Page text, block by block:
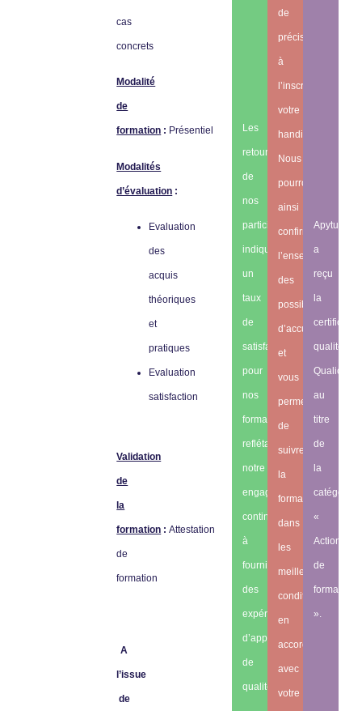
cas
concrets
Modalité
de
formation : Présentiel
Modalités
d’évaluation :
Evaluation
des
acquis
théoriques
et
pratiques
Evaluation
satisfaction
Validation
de
la
formation : Attestation
de
formation
A
l’issue
de
Les
retours
de
nos
participants
indiquent
un
taux
de
satisfaction
pour
nos
formations,
reflétant
notre
engagement
continu
à
fournir
des
expériences
d’apprentissage
de
qualité.
de
préciser
à
l’inscription
votre
handicap.
Nous
pourrons
ainsi
confirmer
l’ensemble
des
possibilités
d’accueil
et
vous
permettre
de
suivre
la
formation
dans
les
meilleures
conditions
en
accord
avec
votre
Apytude
a
reçu
la
qualité
Qualiopi
au
titre
de
la
catégorie
«
Actions
de
formation
».